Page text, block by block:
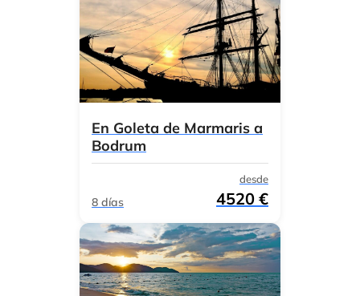
En Goleta de Marmaris a
Bodrum
8 días
desde
4520 €